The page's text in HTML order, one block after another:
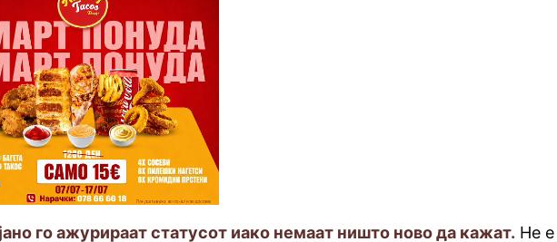
го ажурираат статусот иако немаат ништо ново да кажат. Не е